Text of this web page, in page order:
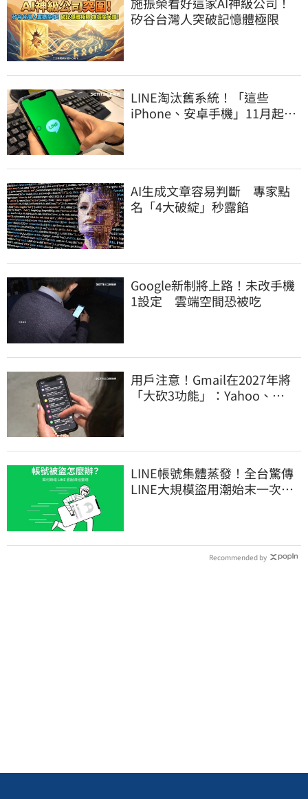
矽谷台灣人突破記憶體極限
LINE淘汰舊系統！「這些
iPhone、安卓手機」11月起無
AI生成文章容易判斷 專家點
名「4大破綻」秒露餡
Google新制將上路！未改手機
1設定 雲端空間恐被吃
用戶注意！Gmail在2027年將
「大砍3功能」：Yahoo、
LINE帳號集體蒸發！全台驚傳
LINE大規模盜用潮始末一次
Recommended by